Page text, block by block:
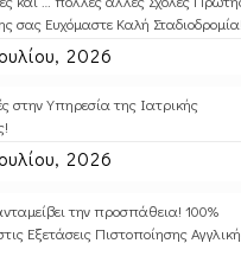
σας Ευχόμαστε Καλή Σταδιοδρομία!
2026
στην Υπηρεσία της Ιατρικής
2026
την προσπάθεια! 100%
Εξετάσεις Πιστοποίησης